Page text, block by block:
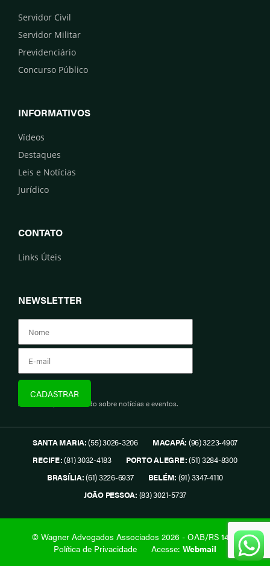
Servidor Civil
Servidor Militar
Previdenciário
Concurso Público
INFORMATIVOS
Vídeos
Destaques
Leis e Notícias
Jurídico
CONTATO
Links Úteis
NEWSLETTER
Assine e fique informado sobre notícias e eventos.
SANTA MARIA:(55) 3026-3206 MACAPÁ: (96) 3223-4907
RECIFE:(81) 3032-4183 PORTO ALEGRE:(51) 3284-8300
BRASÍLIA:(61) 3226-6937 BELÉM: (91) 3347-4110
JOÃO PESSOA: (83) 3021-5737
© Wagner Advogados Associados 2026 - OAB/RS 1419.
Política de Privacidade
Acesse: Webmail